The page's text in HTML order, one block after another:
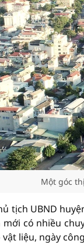
Một góc
tịch UBND
có nhiều
liệu, ngày